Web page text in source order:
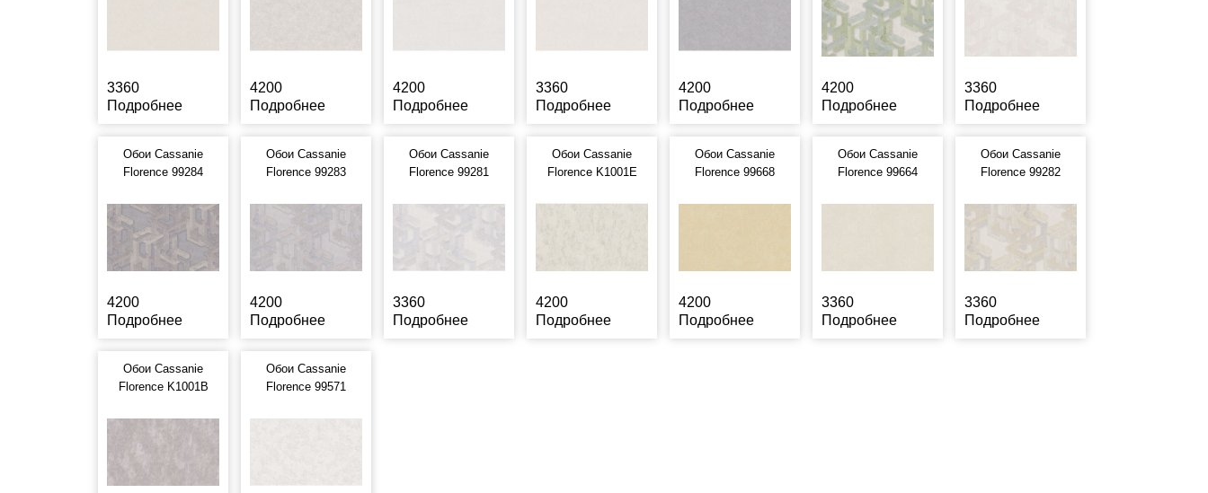
3360
Подробнее
4200
Подробнее
4200
Подробнее
3360
Подробнее
4200
Подробнее
4200
Подробнее
3360
Подробнее
Обои Cassanie
Florence 99284
4200
Подробнее
Обои Cassanie
Florence 99283
4200
Подробнее
Обои Cassanie
Florence 99281
3360
Подробнее
Обои Cassanie
Florence K1001E
4200
Подробнее
Обои Cassanie
Florence 99668
4200
Подробнее
Обои Cassanie
Florence 99664
3360
Подробнее
Обои Cassanie
Florence 99282
3360
Подробнее
Обои Cassanie
Florence K1001B
Обои Cassanie
Florence 99571